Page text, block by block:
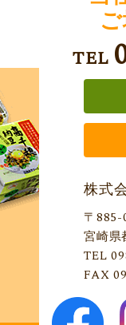
TEL
株式
〒885-
宮崎県
TEL
FAX